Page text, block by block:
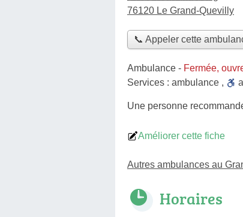
76120 Le Grand-Quevilly
📞 Appeler cette
Ambulance - Fermée,
Services : ambulance ,
Une personne
Améliorer cette fiche
Autres ambulances au
Horaires